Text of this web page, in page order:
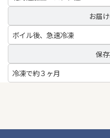
お届
ボイル後、急速冷凍
保
冷凍で約３ヶ月